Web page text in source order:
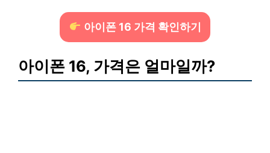
아이폰 16 가격 확인하기
아이폰 16, 가격은 얼마일까?